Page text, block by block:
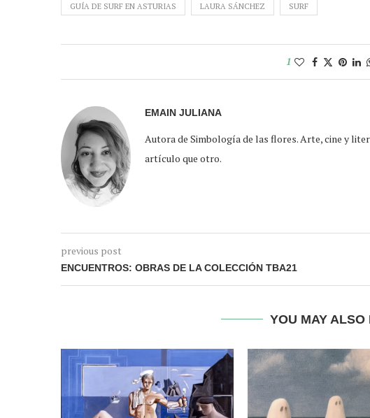
GUÍA DE SURF EN ASTURIAS LAURA SÁNCHEZ SURF
1
EMAIN JULIANA
Autora de Simbología de las flores. Arte, cine y
artículo que otro.
previous post
ENCUENTROS: OBRAS DE LA COLECCIÓN TBA21
YOU MAY ALSO